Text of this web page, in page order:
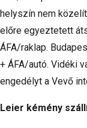
helyszín nem
előre egyeztetett
ÁFA/raklap.
+ ÁFA/autó. Vidéki
engedélyt a Vevő
Leier kémény